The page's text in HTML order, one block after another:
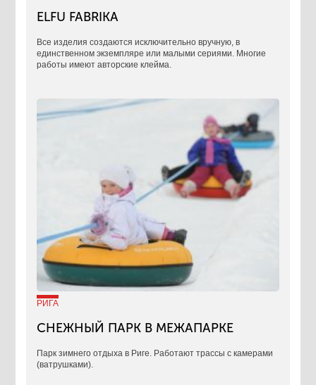
ELFU FABRIKA
Все изделия создаются исключительно вручную, в
единственном экземпляре или малыми сериями. Многие
работы имеют авторские клейма.
РИГА
СНЕЖНЫЙ ПАРК В МЕЖАПАРКЕ
Парк зимнего отдыха в Риге. Работают трассы с камерами
(ватрушками).